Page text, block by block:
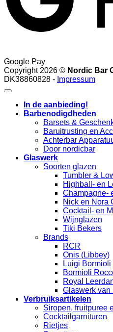
Google Pay
Copyright 2026 © Nordic Bar
DK38860828 - Impressum
In de aanbieding!
Barbenodigdheden
Barsets &
Baruitrusting en
Achterbar
Door nordicbar
Glaswerk
Soorten glazen
Tumbler &
Highball- en
Champagne-
Nick en Nora
Cocktail- en
Wijnglazen
Tiki Bekers
Brands
RCR
Onis (Libbey)
Luigi Bormioli
Bormioli
Royal
Glaswerk van
Verbruiksartikelen
Siropen, fruitpuree
Cocktailgarnituren
Rietjes